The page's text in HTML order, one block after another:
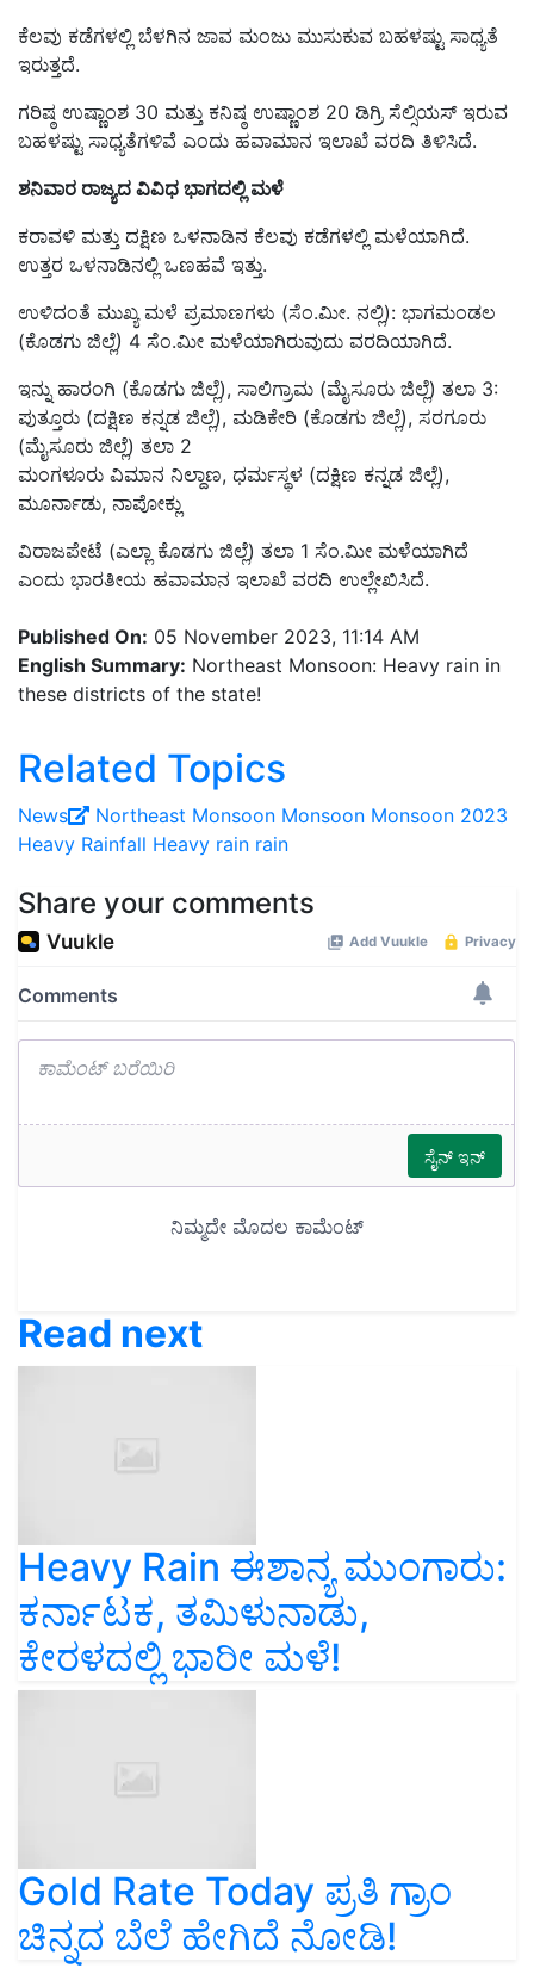
ಕೆಲವು ಕಡೆಗಳಲ್ಲಿ ಬೆಳಗಿನ ಜಾವ ಮಂಜು ಮುಸುಕುವ ಬಹಳಷ್ಟು ಸಾಧ್ಯತೆ
ಇರುತ್ತದೆ.
ಗರಿಷ್ಠ ಉಷ್ಣಾಂಶ 30 ಮತ್ತು ಕನಿಷ್ಠ ಉಷ್ಣಾಂಶ 20 ಡಿಗ್ರಿ ಸೆಲ್ಸಿಯಸ್ ಇರುವ
ಬಹಳಷ್ಟು ಸಾಧ್ಯತೆಗಳಿವೆ ಎಂದು ಹವಾಮಾನ ಇಲಾಖೆ ವರದಿ ತಿಳಿಸಿದೆ.
ಶನಿವಾರ ರಾಜ್ಯದ ವಿವಿಧ ಭಾಗದಲ್ಲಿ ಮಳೆ
ಕರಾವಳಿ ಮತ್ತು ದಕ್ಷಿಣ ಒಳನಾಡಿನ ಕೆಲವು ಕಡೆಗಳಲ್ಲಿ ಮಳೆಯಾಗಿದೆ.
ಉತ್ತರ ಒಳನಾಡಿನಲ್ಲಿ ಒಣಹವೆ ಇತ್ತು.
ಉಳಿದಂತೆ ಮುಖ್ಯ ಮಳೆ ಪ್ರಮಾಣಗಳು (ಸೆಂ.ಮೀ. ನಲ್ಲಿ): ಭಾಗಮಂಡಲ
(ಕೊಡಗು ಜಿಲ್ಲೆ) 4 ಸೆಂ.ಮೀ ಮಳೆಯಾಗಿರುವುದು ವರದಿಯಾಗಿದೆ.
ಇನ್ನು ಹಾರಂಗಿ (ಕೊಡಗು ಜಿಲ್ಲೆ), ಸಾಲಿಗ್ರಾಮ (ಮೈಸೂರು ಜಿಲ್ಲೆ) ತಲಾ 3:
ಪುತ್ತೂರು (ದಕ್ಷಿಣ ಕನ್ನಡ ಜಿಲ್ಲೆ), ಮಡಿಕೇರಿ (ಕೊಡಗು ಜಿಲ್ಲೆ), ಸರಗೂರು
(ಮೈಸೂರು ಜಿಲ್ಲೆ) ತಲಾ 2
ಮಂಗಳೂರು ವಿಮಾನ ನಿಲ್ದಾಣ, ಧರ್ಮಸ್ಥಳ (ದಕ್ಷಿಣ ಕನ್ನಡ ಜಿಲ್ಲೆ),
ಮೂರ್ನಾಡು, ನಾಪೋಕ್ಲು
ವಿರಾಜಪೇಟೆ (ಎಲ್ಲಾ ಕೊಡಗು ಜಿಲ್ಲೆ) ತಲಾ 1 ಸೆಂ.ಮೀ ಮಳೆಯಾಗಿದೆ
ಎಂದು ಭಾರತೀಯ ಹವಾಮಾನ ಇಲಾಖೆ ವರದಿ ಉಲ್ಲೇಖಿಸಿದೆ.
Published On: 05 November 2023, 11:14 AM
English Summary: Northeast Monsoon: Heavy rain in
these districts of the state!
Related Topics
News Northeast Monsoon Monsoon Monsoon 2023
Heavy Rainfall Heavy rain rain
Share your comments
Read next
Heavy Rain ಈಶಾನ್ಯ ಮುಂಗಾರು:
ಕರ್ನಾಟಕ, ತಮಿಳುನಾಡು,
ಕೇರಳದಲ್ಲಿ ಭಾರೀ ಮಳೆ!
Gold Rate Today ಪ್ರತಿ ಗ್ರಾಂ
ಚಿನ್ನದ ಬೆಲೆ ಹೇಗಿದೆ ನೋಡಿ!